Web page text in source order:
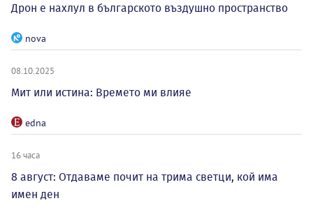
Дрон е нахлул в българското въздушно пространство
nova
08.10.2025
Мит или истина: Времето ми влияе
edna
16 часа
8 август: Отдаваме почит на трима светци, кой има
имен ден